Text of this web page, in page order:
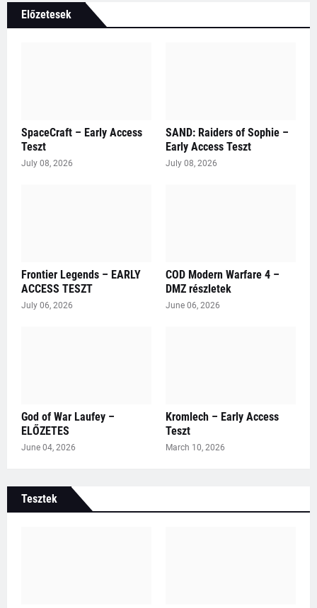
Előzetesek
SpaceCraft – Early Access
Teszt
July 08, 2026
SAND: Raiders of Sophie –
Early Access Teszt
July 08, 2026
Frontier Legends – EARLY
ACCESS TESZT
July 06, 2026
COD Modern Warfare 4 –
DMZ részletek
June 06, 2026
God of War Laufey –
ELŐZETES
June 04, 2026
Kromlech – Early Access
Teszt
March 10, 2026
Tesztek